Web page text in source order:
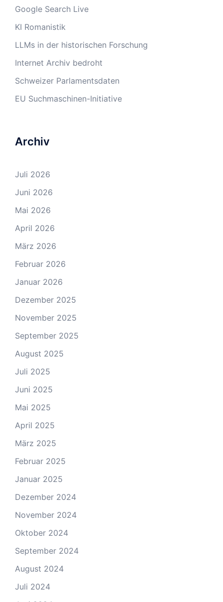
Google Search Live
KI Romanistik
LLMs in der historischen Forschung
Internet Archiv bedroht
Schweizer Parlamentsdaten
EU Suchmaschinen-Initiative
Archiv
Juli 2026
Juni 2026
Mai 2026
April 2026
März 2026
Februar 2026
Januar 2026
Dezember 2025
November 2025
September 2025
August 2025
Juli 2025
Juni 2025
Mai 2025
April 2025
März 2025
Februar 2025
Januar 2025
Dezember 2024
November 2024
Oktober 2024
September 2024
August 2024
Juli 2024